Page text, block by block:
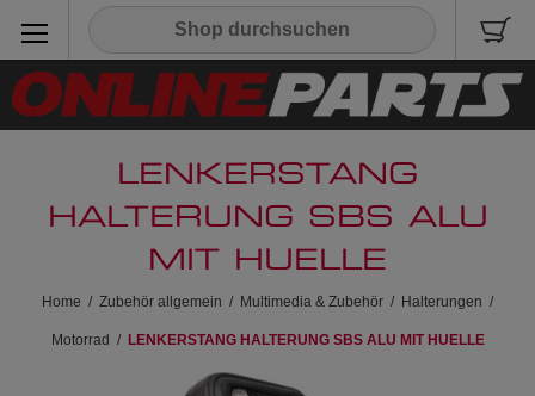
LENKERSTANG
HALTERUNG SBS ALU
MIT HUELLE
Home / Zubehör allgemein / Multimedia & Zubehör / Halterungen /
Motorrad / LENKERSTANG HALTERUNG SBS ALU MIT HUELLE